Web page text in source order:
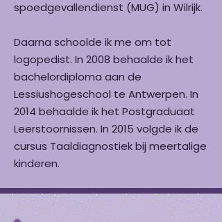
spoedgevallendienst (MUG) in Wilrijk.
Daarna schoolde ik me om tot
logopedist. In 2008 behaalde ik het
bachelordiploma aan de
Lessiushogeschool te Antwerpen. In
2014 behaalde ik het Postgraduaat
Leerstoornissen. In 2015 volgde ik de
cursus Taaldiagnostiek bij meertalige
kinderen.